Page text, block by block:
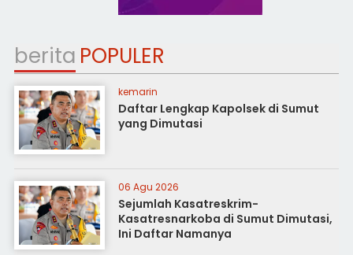
berita POPULER
kemarin
Daftar Lengkap Kapolsek di Sumut
yang Dimutasi
06 Agu 2026
Sejumlah Kasatreskrim-
Kasatresnarkoba di Sumut Dimutasi,
Ini Daftar Namanya